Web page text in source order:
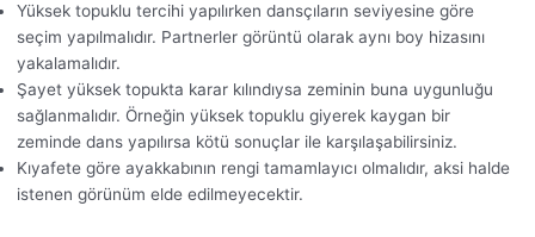
Yüksek topuklu tercihi yapılırken dansçıların seviyesine göre
seçim yapılmalıdır. Partnerler görüntü olarak aynı boy hizasını
yakalamalıdır.
Şayet yüksek topukta karar kılındıysa zeminin buna uygunluğu
sağlanmalıdır. Örneğin yüksek topuklu giyerek kaygan bir
zeminde dans yapılırsa kötü sonuçlar ile karşılaşabilirsiniz.
Kıyafete göre ayakkabının rengi tamamlayıcı olmalıdır, aksi halde
istenen görünüm elde edilmeyecektir.